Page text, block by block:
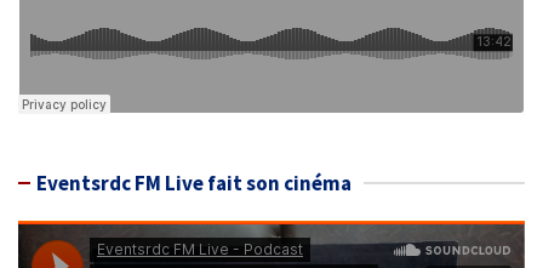
Eventsrdc FM Live fait son cinéma